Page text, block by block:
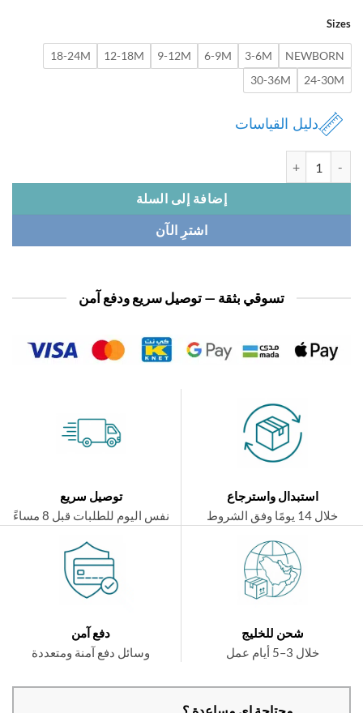
3-6M
6-9M
9-12M
12-18M
18-24M
24-
30-36M
دليل القياسات
إضافة إلى السلة
اشترِ الآن
تسوقي بثقة — توصيل سريع ودفع آمن
استبدال واسترجاع
توصيل سريع
نفس اليوم للطلبات قبل 8 مساءً
شحن للخليج
دفع آمن
وسائل دفع آمنة ومتعددة
محتاجة اي مساعدة ؟